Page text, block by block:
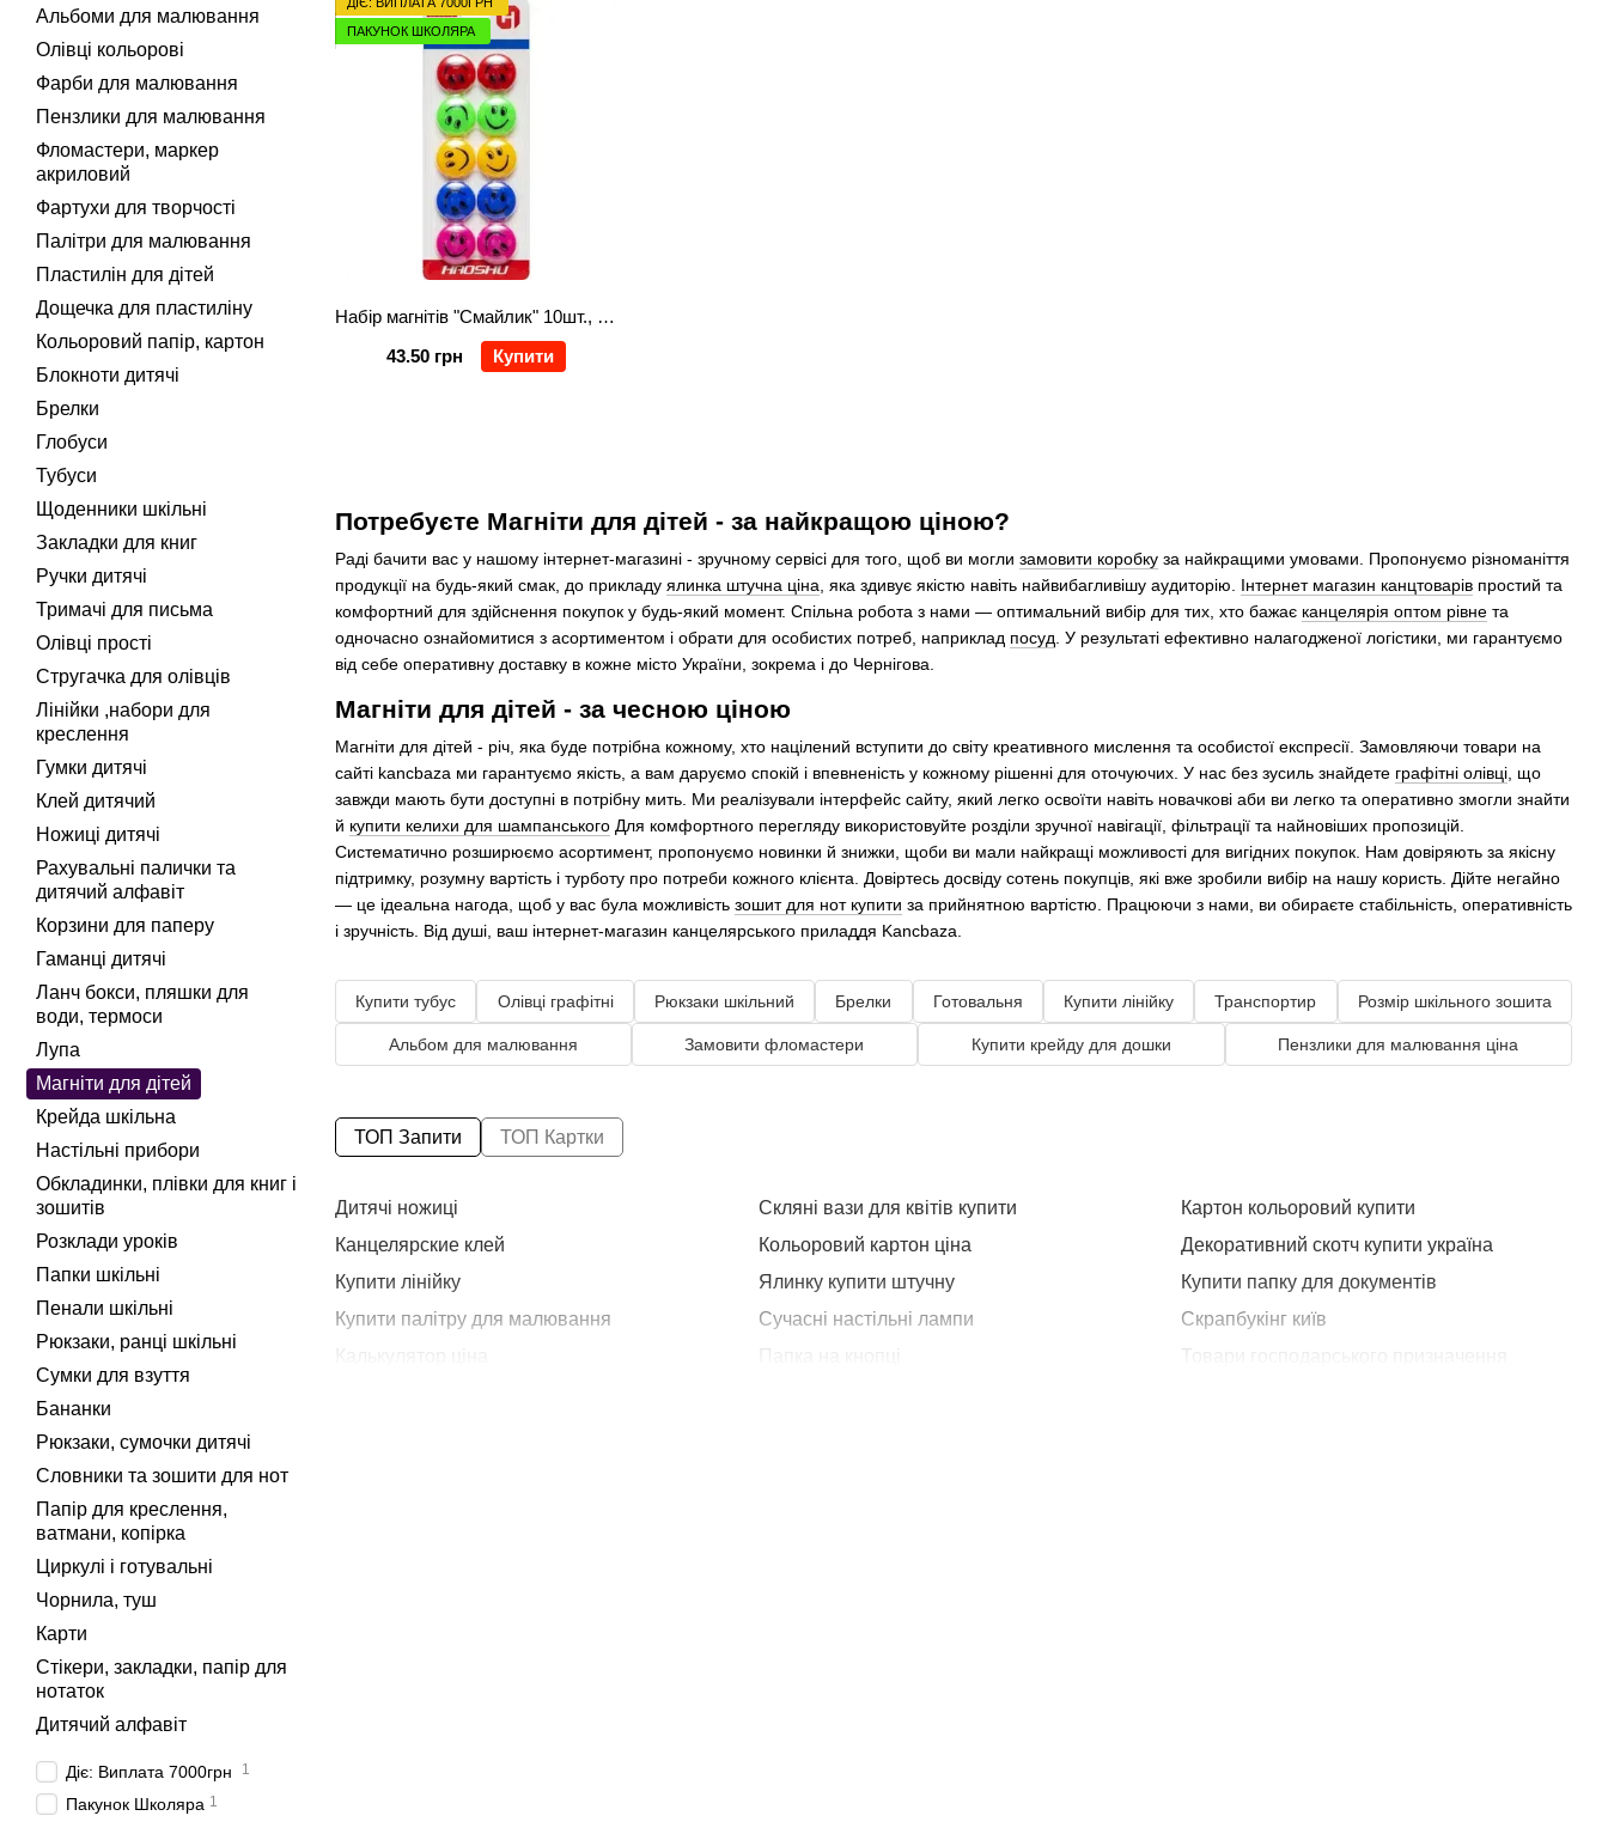
Потребуєте Магніти для дітей - за найкращою ціною?
Раді бачити вас у нашому інтернет-магазині - зручному сервісі для того, щоб ви могли замовити коробку за найкращими умовами. Пропонуємо різноманіття
продукції на будь-який смак, до прикладу ялинка штучна ціна , яка здивує якістю навіть найвибагливішу аудиторію. Інтернет магазин канцтоварів простий та
комфортний для здійснення покупок у будь-який момент. Спільна робота з нами — оптимальний вибір для тих, хто бажає канцелярія оптом рівне та
одночасно ознайомитися з асортиментом і обрати для особистих потреб, наприклад посуд . У результаті ефективно налагодженої логістики, ми гарантуємо
від себе оперативну доставку в кожне місто України, зокрема і до Чернігова.
Магніти для дітей - за чесною ціною
Магніти для дітей - річ, яка буде потрібна кожному, хто націлений вступити до світу креативного мислення та особистої експресії. Замовляючи товари на
сайті kancbaza ми гарантуємо якість, а вам даруємо спокій і впевненість у кожному рішенні для оточуючих. У нас без зусиль знайдете графітні олівці , що
завжди мають бути доступні в потрібну мить. Ми реалізували інтерфейс сайту, який легко освоїти навіть новачкові аби ви легко та оперативно змогли знайти
й купити келихи для шампанського Для комфортного перегляду використовуйте розділи зручної навігації, фільтрації та найновіших пропозицій.
Систематично розширюємо асортимент, пропонуємо новинки й знижки, щоби ви мали найкращі можливості для вигідних покупок. Нам довіряють за якісну
підтримку, розумну вартість і турботу про потреби кожного клієнта. Довіртесь досвіду сотень покупців, які вже зробили вибір на нашу користь. Дійте негайно
— це ідеальна нагода, щоб у вас була можливість зошит для нот купити за прийнятною вартістю. Працюючи з нами, ви обираєте стабільність, оперативність
і зручність. Від душі, ваш інтернет-магазин канцелярського приладдя Kancbaza.
Купити тубус Олівці графітні Рюкзаки шкільний Брелки Готовальня Купити лінійку Транспортир Розмір шкільного зошита
Альбом для малювання Замовити фломастери Купити крейду для дошки Пензлики для малювання ціна
ТОП Запити ТОП Картки
Дитячі ножиці Скляні вази для квітів купити
Картон кольоровий купити
Канцелярские клей
Кольоровий картон ціна
Декоративний скотч купити україна
Купити лінійку
Ялинку купити штучну
Купити папку для документів
Купити палітру для малювання
Сучасні настільні лампи
Скрапбукінг київ
Папка на кнопці
Товари господарського призначення
ПАКУНОК ШКОЛЯРА
Набір магнітів "Смайлик" 10шт., 3см, кольорові смайлик
43.50 грн
Купити
Альбоми для малювання
Олівці кольорові
Фарби для малювання
Пензлики для малювання
Фломастери, маркер
акриловий
Фартухи для творчості
Палітри для малювання
Пластилін для дітей
Дощечка для пластиліну
Кольоровий папір, картон
Блокноти дитячі
Брелки
Глобуси
Тубуси
Щоденники шкільні
Закладки для книг
Ручки дитячі
Тримачі для письма
Олівці прості
Стругачка для олівців
Лінійки ,набори для
креслення
Гумки дитячі
Клей дитячий
Ножиці дитячі
Рахувальні палички та
дитячий алфавіт
Корзини для паперу
Гаманці дитячі
Ланч бокси, пляшки для
води, термоси
Лупа
Магніти для дітей
Крейда шкільна
Настільні прибори
Обкладинки, плівки для книг і
зошитів
Розклади уроків
Папки шкільні
Пенали шкільні
Рюкзаки, ранці шкільні
Сумки для взуття
Бананки
Рюкзаки, сумочки дитячі
Словники та зошити для нот
Папір для креслення,
ватмани, копірка
Циркулі і готувальні
Чорнила, туш
Карти
Стікери, закладки, папір для
нотаток
Дитячий алфавіт
Діє: Виплата 7000грн 1
Пакунок Школяра 1